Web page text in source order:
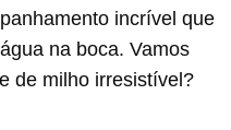
incrível que
na boca. Vamos
de milho irresistível?